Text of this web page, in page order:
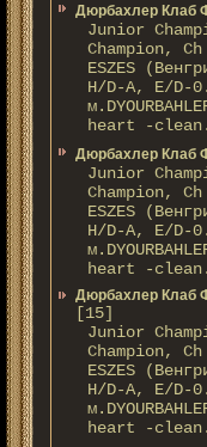
Дюрбахлер Клаб
Junior
Champion, Ch
ESZES
H/D-A, E/D-
heart -
Дюрбахлер Клаб
Junior
Champion, Ch
ESZES
H/D-A, E/D-
heart -
Дюрбахлер Клаб
[15]
Junior
Champion, Ch
ESZES
H/D-A, E/D-
heart -